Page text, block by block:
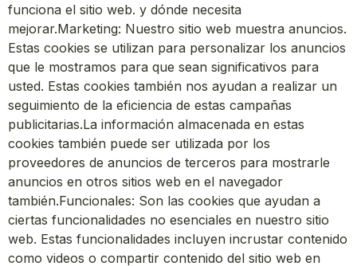
funciona el sitio web. y dónde necesita
mejorar.Marketing: Nuestro sitio web muestra anuncios.
Estas cookies se utilizan para personalizar los anuncios
que le mostramos para que sean significativos para
usted. Estas cookies también nos ayudan a realizar un
seguimiento de la eficiencia de estas campañas
publicitarias.La información almacenada en estas
cookies también puede ser utilizada por los
proveedores de anuncios de terceros para mostrarle
anuncios en otros sitios web en el navegador
también.Funcionales: Son las cookies que ayudan a
ciertas funcionalidades no esenciales en nuestro sitio
web. Estas funcionalidades incluyen incrustar contenido
como videos o compartir contenido del sitio web en